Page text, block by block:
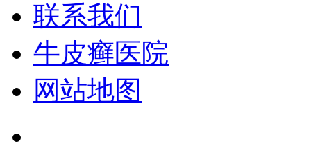
联系我们
牛皮癣医院
网站地图